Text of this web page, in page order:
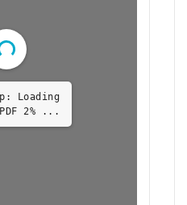
Loading
PDF 2% ...